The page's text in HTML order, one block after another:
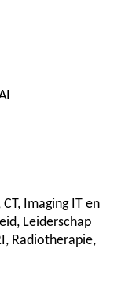
Imaging IT en
Leiderschap
Radiotherapie,